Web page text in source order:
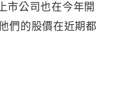
市公司也在今年開
們的股價在近期都